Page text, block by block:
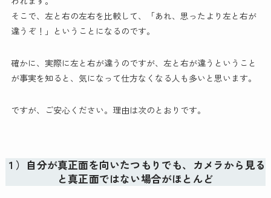
そこで、左と右の左右を比較して、「あれ、思ったより左と右が
違うぞ！」ということになるのです。
確かに、実際に左と右が違うのですが、左と右が違うということ
が事実を知ると、気になって仕方なくなる人も多いと思います。
ですが、ご安心ください。理由は次のとおりです。
１）自分が真正面を向いたつもりでも、カメラから見る
と真正面ではない場合がほとんど